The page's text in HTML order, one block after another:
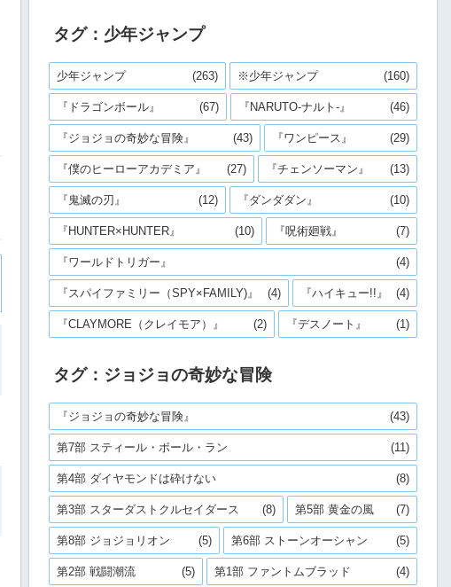
タグ：少年ジャンプ
少年ジャンプ (263) ※少年ジャンプ (160)
『ドラゴンボール』 (67) 『NARUTO-ナルト-』 (46)
『ジョジョの奇妙な冒険』 (43) 『ワンピース』 (29)
『僕のヒーローアカデミア』 (27) 『チェンソーマン』 (13)
『鬼滅の刃』 (12) 『ダンダダン』 (10)
『HUNTER×HUNTER』 (10) 『呪術廻戦』 (7)
『ワールドトリガー』 (4)
『スパイファミリー（SPY×FAMILY)』 (4) 『ハイキュー!!』 (4)
『CLAYMORE（クレイモア）』 (2) 『デスノート』 (1)
タグ：ジョジョの奇妙な冒険
『ジョジョの奇妙な冒険』 (43)
第7部 スティール・ボール・ラン (11)
第4部 ダイヤモンドは砕けない (8)
第3部 スターダストクルセイダース (8) 第5部 黄金の風 (7)
第8部 ジョジョリオン (5) 第6部 ストーンオーシャン (5)
第2部 戦闘潮流 (5) 第1部 ファントムブラッド (4)